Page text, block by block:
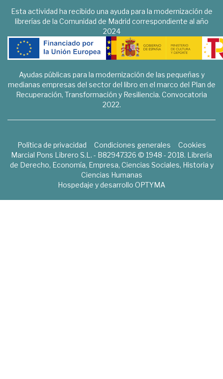
Esta actividad ha recibido una ayuda para la modernización de
librerías de la Comunidad de Madrid correspondiente al año
2024
Ayudas públicas para la modernización de las pequeñas y
medianas empresas del sector del libro en el marco del Plan de
Recuperación, Transformación y Resiliencia. Convocatoria
2022.
Política de privacidad Condiciones generales
Cookies
Marcial Pons Librero S.L. - B82947326 © 1948 - 2018. Librería
de Derecho, Economía, Empresa, Ciencias Sociales, Historia y
Ciencias Humanas
Hospedaje y desarrollo OPTYMA